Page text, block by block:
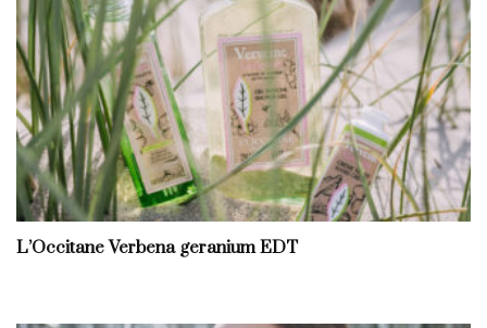
L’Occitane Verbena geranium EDT